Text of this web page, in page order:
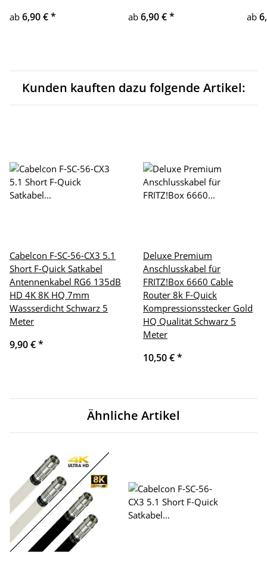
ab 6,90 €*
ab 6,90 €*
ab
Kunden kauften dazu folgende Artikel:
Cabelcon F-SC-56-CX3 5.1
Short F-Quick Satkabel
Antennenkabel RG6 135dB
HD 4K 8K HQ 7mm
Wassserdicht Schwarz 5
Meter
9,90 €*
Deluxe Premium
Anschlusskabel für
FRITZ!Box 6660 Cable
Router 8k F-Quick
Kompressionsstecker Gold
HQ Qualität Schwarz 5
Meter
10,50 €*
Ähnliche Artikel